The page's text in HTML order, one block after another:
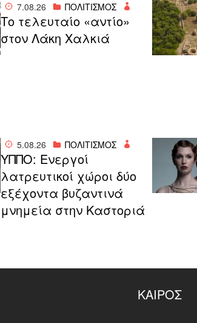
7.08.26 ΠΟΛΙΤΙΣΜΟΣ
Το τελευταίο «αντίο»
στον Λάκη Χαλκιά
5.08.26 ΠΟΛΙΤΙΣΜΟΣ
ΥΠΠΟ: Ενεργοί
λατρευτικοί χώροι δύο
εξέχοντα βυζαντινά
μνημεία στην Καστοριά
ΚΑΙΡΌΣ